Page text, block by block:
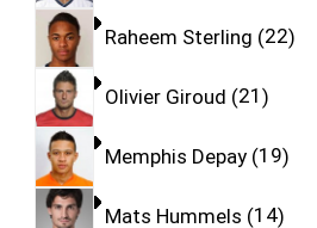
Raheem Sterling 22
Olivier Giroud 21
Memphis Depay 19
Mats Hummels 14